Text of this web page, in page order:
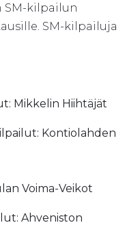
SM-kilpailun
SM-kilpailuja
Mikkelin Hiihtäjät
Kontiolahden
Voima-Veikot
Ahveniston